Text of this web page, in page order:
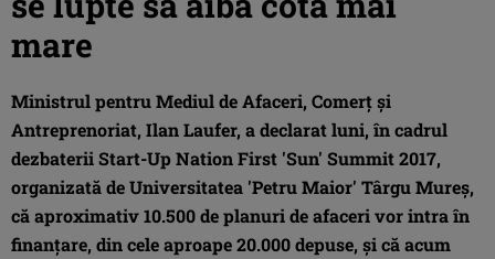
mare
Ministrul pentru Mediul de Afaceri, Comerţ şi
Antreprenoriat, Ilan Laufer, a declarat luni, în cadrul
dezbaterii Start-Up Nation First 'Sun' Summit 2017,
organizată de Universitatea 'Petru Maior' Târgu Mureş,
că aproximativ 10.500 de planuri de afaceri vor intra în
finanţare, din cele aproape 20.000 depuse, şi că acum